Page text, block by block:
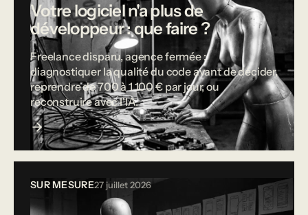
Votre logiciel n'a plus de
développeur : que faire ?
Freelance disparu, agence fermée :
diagnostiquer la qualité du code avant de décider,
reprendre de 700 à 1 100 € par jour, ou
reconstruire avec l'IA.
SUR MESURE27 juillet 2026